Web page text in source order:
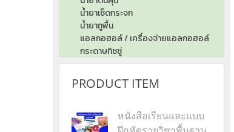
น้ำยาเช็ดกระจก
น้ำยาถูพื้น
แอลกอฮอล์ / เครื่องจ่ายแอลกอฮอล์
กระดาษทิชชู่
PRODUCT ITEM
หนังสือเรียนและแบบ